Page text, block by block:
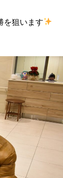
を狙います